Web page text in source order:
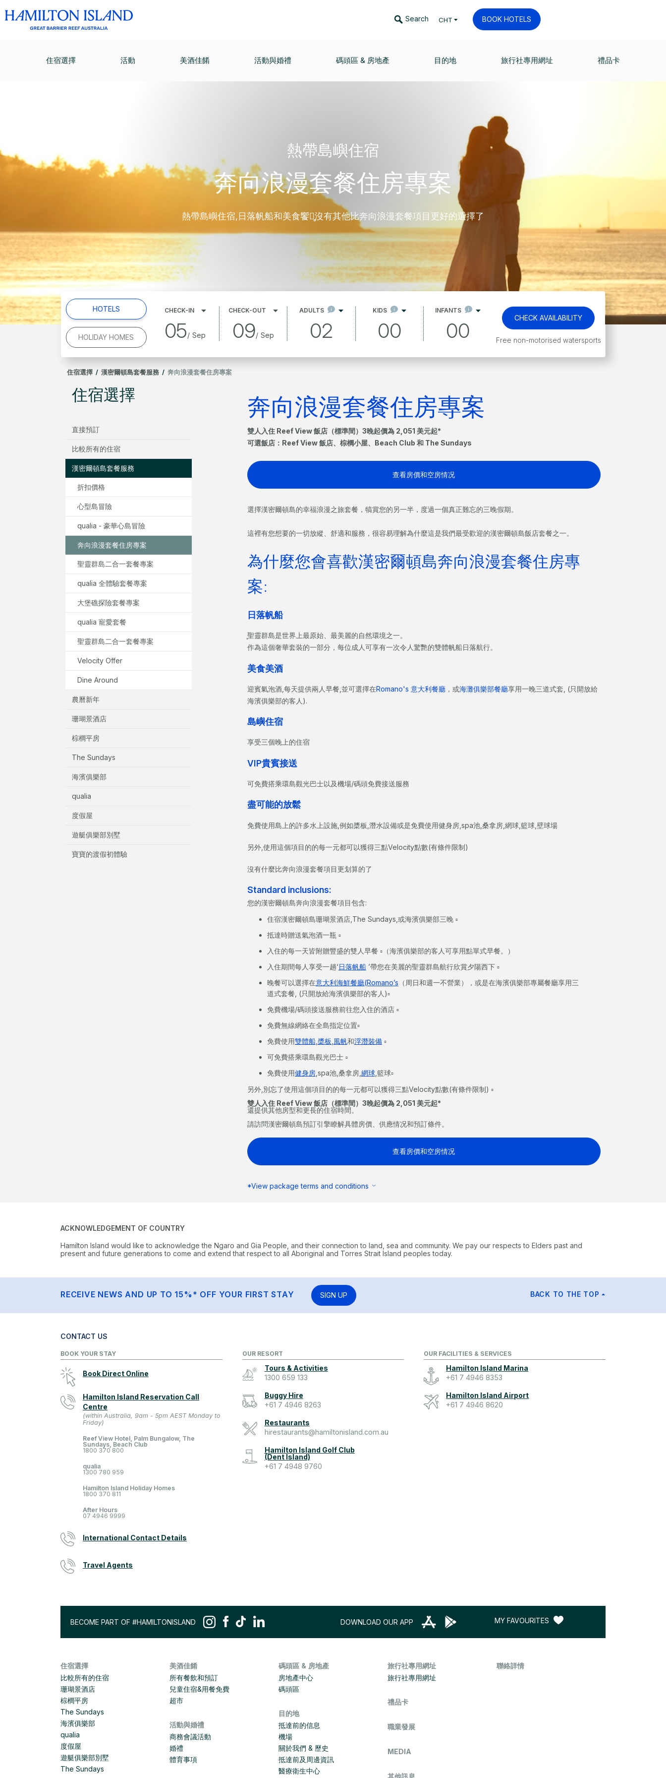
Search CHT BOOK HOTELS
住宿選擇 活動 美酒佳餚 活動與婚禮 碼頭區 & 房地產 目的地 旅行社專用網址 禮品卡
熱帶島嶼住宿
奔向浪漫套餐住房專案
熱帶島嶼住宿,日落帆船和美食饗宴̥沒有其他比奔向浪漫套餐項目更好的選擇了
HOTELS
HOLIDAY HOMES
CHECK-IN
05/ Sep
CHECK-OUT
09/ Sep
ADULTS
02
KIDS
00
INFANTS
00
CHECK AVAILABILITY
Free non-motorised watersports
住宿選擇 / 漢密爾頓島套餐服務 / 奔向浪漫套餐住房專案
住宿選擇
直接預訂
比較所有的住宿
漢密爾頓島套餐服務
折扣價格
心型島冒險
qualia - 豪華心島冒險
奔向浪漫套餐住房專案
聖靈群島二合一套餐專案
qualia 全體驗套餐專案
大堡礁探險套餐專案
qualia 寵愛套餐
聖靈群島二合一套餐專案
Velocity Offer
Dine Around
農曆新年
珊瑚景酒店
棕櫚平房
The Sundays
海濱俱樂部
qualia
度假屋
遊艇俱樂部別墅
寶寶的渡假初體驗
奔向浪漫套餐住房專案
雙人入住 Reef View 飯店（標準間）3晚起價為 2,051 美元起*
可選飯店：Reef View 飯店、棕櫚小屋、Beach Club 和 The Sundays
查看房價和空房情况
選擇漢密爾頓島的幸福浪漫之旅套餐，犒賞您的另一半，度過一個真正難忘的三晚假期。
這裡有您想要的一切放縱、舒適和服務，很容易理解為什麼這是我們最受歡迎的漢密爾頓島飯店套餐之一。
為什麼您會喜歡漢密爾頓島奔向浪漫套餐住房專
案:
日落帆船
̥聖靈群島是世界上最原始、最美麗的自然環境之一。
作為這個奢華套裝的一部分，每位成人可享有一次令人驚艷的雙體帆船日落航行。
美食美酒
迎賓氣泡酒,每天提供兩人早餐,並可選擇在Romano's 意大利餐廳，或海灘俱樂部餐廳享用一晚三道式套, (只開放給
海濱俱樂部的客人).
島嶼住宿
享受三個晚上的住宿
VIP貴賓接送
可免費搭乘環島觀光巴士以及機場/碼頭免費接送服務
盡可能的放鬆
免費使用島上的許多水上設施,例如槳板,潛水設備或是免費使用健身房,spa池,桑拿房,網球,籃球,壁球場
另外,使用這個項目的的每一元都可以獲得三點Velocity點數(有條件限制)
沒有什麼比奔向浪漫套餐項目更划算的了
Standard inclusions:
您的漢密爾頓島奔向浪漫套餐項目包含:
住宿漢密爾頓島珊瑚景酒店,The Sundays,或海濱俱樂部三晚 ▫
抵達時贈送氣泡酒一瓶 ▫
入住的每一天皆附贈豐盛的雙人早餐 ▫（海濱俱樂部的客人可享用點單式早餐。）
入住期間每人享受一趟‘日落帆船’帶您在美麗的聖靈群島航行欣賞夕陽西下 ▫
晚餐可以選擇在意大利海鮮餐廳(Romano’s （周日和週一不營業），或是在海濱俱樂部專屬餐廳享用三
道式套餐, (只開放給海濱俱樂部的客人)▫
免費機場/碼頭接送服務前往您入住的酒店 ▫
免費無線網絡在全島指定位置▫
免費使用雙體船, 槳板 風帆和浮潛裝備▫
可免費搭乘環島觀光巴士 ▫
免費使用健身房,spa池,桑拿房, 網球,籃球▫
另外,別忘了使用這個項目的的每一元都可以獲得三點Velocity點數(有條件限制) ▫
雙人入住 Reef View 飯店（標準間）3晚起價為 2,051 美元起*
還提供其他房型和更長的住宿時間。
請訪問漢密爾頓島預訂引擎瞭解具體房價、供應情况和預訂條件。
查看房價和空房情况
*View package terms and conditions
ACKNOWLEDGEMENT OF COUNTRY
Hamilton Island would like to acknowledge the Ngaro and Gia People, and their connection to land, sea and community. We pay our respects to Elders past and
present and future generations to come and extend that respect to all Aboriginal and Torres Strait Island peoples today.
RECEIVE NEWS AND UP TO 15%* OFF YOUR FIRST STAY SIGN UP BACK TO THE TOP
CONTACT US
BOOK YOUR STAY
Book Direct Online
Hamilton Island Reservation Call
Centre
(within Australia, 9am - 5pm AEST Monday to
Friday)
Reef View Hotel, Palm Bungalow, The
Sundays, Beach Club
1800 370 800
qualia
1300 780 959
Hamilton Island Holiday Homes
1800 370 811
After Hours
07 4946 9999
International Contact Details
Travel Agents
OUR RESORT
Tours & Activities
1300 659 133
Buggy Hire
+61 7 4946 8263
Restaurants
hirestaurants@hamiltonisland.com.au
Hamilton Island Golf Club
(Dent Island)
+61 7 4948 9760
OUR FACILITIES & SERVICES
Hamilton Island Marina
+61 7 4946 8353
Hamilton Island Airport
+61 7 4946 8620
BECOME PART OF #HAMILTONISLAND DOWNLOAD OUR APP MY FAVOURITES
住宿選擇
比較所有的住宿
珊瑚景酒店
棕櫚平房
The Sundays
海濱俱樂部
qualia
度假屋
遊艇俱樂部別墅
The Sundays
美酒佳餚
所有餐飲和預訂
兒童住宿&用餐免費
超市
活動與婚禮
商務會議活動
婚禮
體育事項
碼頭區 & 房地產
房地產中心
碼頭區
目的地
抵達前的信息
機場
關於我們 & 歷史
抵達前及周邊資訊
醫療衛生中心
旅行社專用網址
旅行社專用網址
禮品卡
職業發展
MEDIA
聯絡詳情